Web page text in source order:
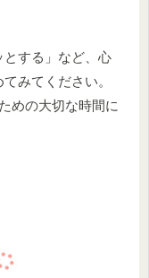
とする」など、心
みてください。
めの大切な時間に